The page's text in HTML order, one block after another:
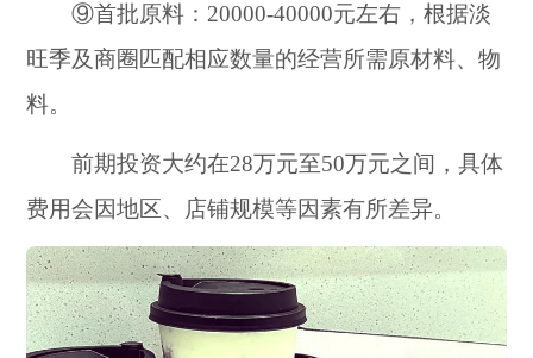
⑨首批原料：20000-40000元左右，根据淡
旺季及商圈匹配相应数量的经营所需原材料、物
料。
前期投资大约在28万元至50万元之间，具体
费用会因地区、店铺规模等因素有所差异。